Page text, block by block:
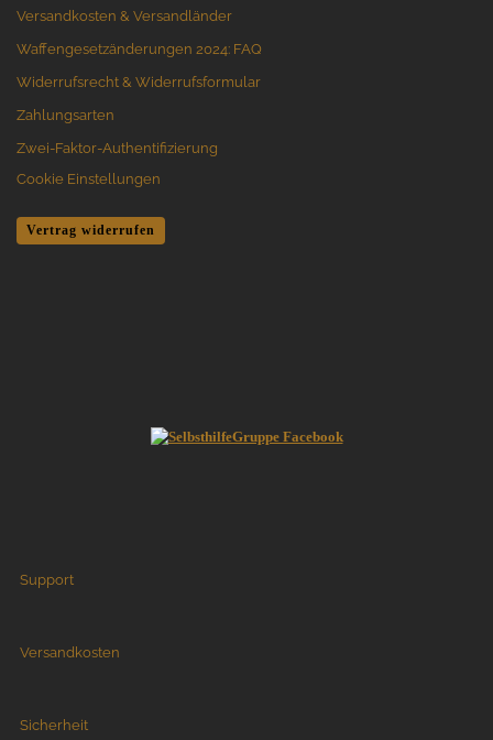
Versandkosten & Versandländer
Waffengesetzänderungen 2024: FAQ
Widerrufsrecht & Widerrufsformular
Zahlungsarten
Zwei-Faktor-Authentifizierung
Cookie Einstellungen
Vertrag widerrufen
Support
Versandkosten
Sicherheit